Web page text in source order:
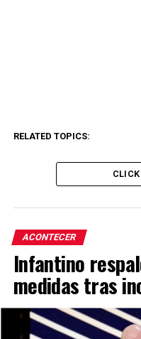
RELATED TOPICS:
ACONTECER
Infantino
medidas tras